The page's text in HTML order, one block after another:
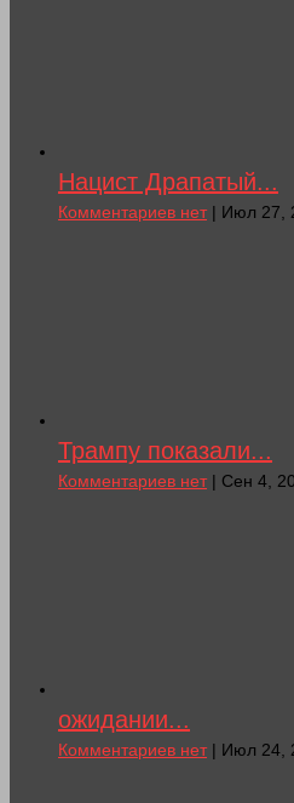
Нацист Драпатый...
Комментариев нет| Июл 27,
Трампу показали...
Комментариев нет| Сен 4,
ожидании...
Комментариев нет| Июл 24,